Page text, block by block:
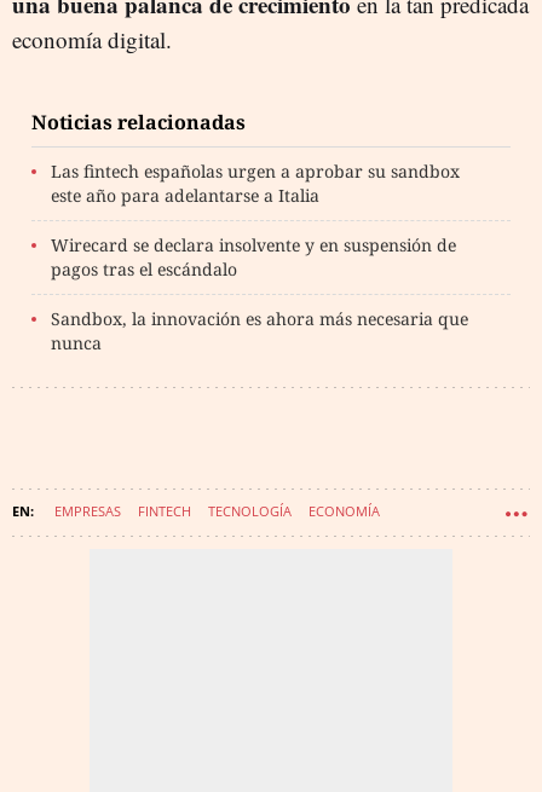
economía digital.
Noticias relacionadas
Las fintech españolas urgen a aprobar su sandbox
este año para adelantarse a Italia
Wirecard se declara insolvente y en suspensión de
pagos tras el escándalo
Sandbox, la innovación es ahora más necesaria que
nunca
EMPRESAS FINTECH TECNOLOGÍA ECONOMÍA